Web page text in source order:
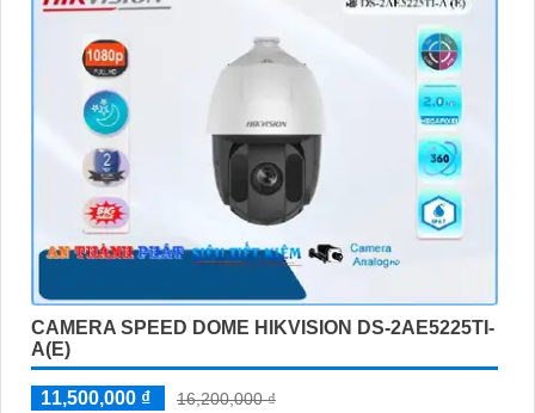
CAMERA SPEED DOME HIKVISION DS-2AE5225TI-
A(E)
11,500,000 ₫
16,200,000 ₫